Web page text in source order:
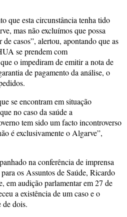
que esta circunstância tenha tido
mas não excluímos que possa
casos”, alertou, apontando que as
se prendem com
o impediram de emitir a nota de
de pagamento da análise, o
se encontram em situação
no caso da saúde a
tem sido um facto incontroverso
é exclusivamente o Algarve”,
na conferência de imprensa
os Assuntos de Saúde, Ricardo
em audição parlamentar em 27 de
a existência de um caso e o
de dois.